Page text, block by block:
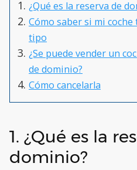
¿Qué es la reserva de
Cómo saber si mi
tipo
¿Se puede vender un
de dominio?
Cómo cancelarla
1. ¿Qué es la
dominio?